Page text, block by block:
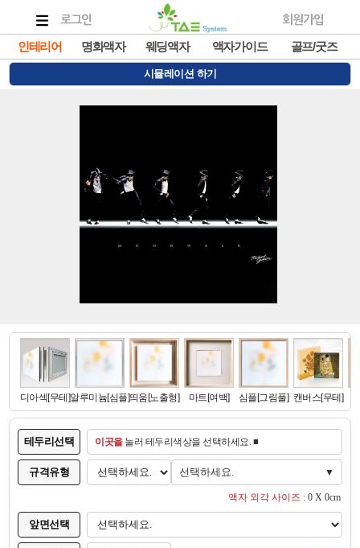
로그인 회원가입
인테리어 명화액자 웨딩액자 액자가이드 골프/굿즈
시뮬레이션 하기
테두리선택 이곳을눌러 테두리색상을 선택하세요. ■
규격유형 선택하세요. ▼
액자 외각 사이즈 : 0 X 0cm
앞면선택